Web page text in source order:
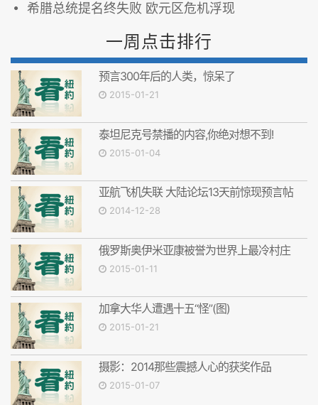
希腊总统提名终失败 欧元区危机浮现
一周点击排行
预言300年后的人类，惊呆了
2015-01-21
泰坦尼克号禁播的内容,你绝对想不到!
2015-01-04
亚航飞机失联 大陆论坛13天前惊现预言帖
2014-12-28
俄罗斯奥伊米亚康被誉为世界上最冷村庄
2015-01-11
加拿大华人遭遇十五“怪”(图)
2015-01-21
摄影：2014那些震撼人心的获奖作品
2015-01-07